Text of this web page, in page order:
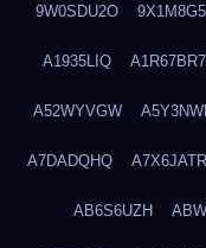
9W0SDU2O
A1935LIQ A1R67BR7
A52WYVGW
A7DADQHQ A7X6JATR
AB6S6UZH